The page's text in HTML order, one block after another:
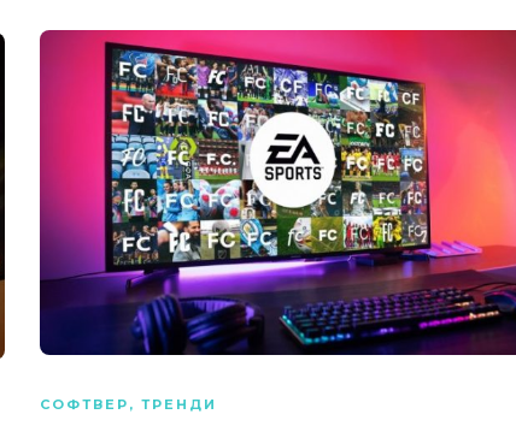
СОФТВЕР , ТРЕНДИ